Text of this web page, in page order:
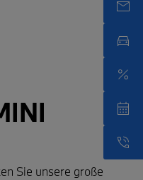
Sie unsere große